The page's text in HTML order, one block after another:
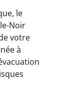
le
Noir
votre
à